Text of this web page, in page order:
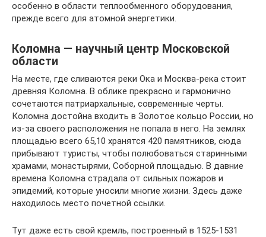
особенно в области теплообменного оборудования,
прежде всего для атомной энергетики.
Коломна — научный центр Московской
области
На месте, где сливаются реки Ока и Москва-река стоит
древняя Коломна. В облике прекрасно и гармонично
сочетаются патриархальные, современные черты.
Коломна достойна входить в Золотое кольцо России, но
из-за своего расположения не попала в него. На землях
площадью всего 65,10 хранятся 420 памятников, сюда
прибывают туристы, чтобы полюбоваться старинными
храмами, монастырями, Соборной площадью. В давние
времена Коломна страдала от сильных пожаров и
эпидемий, которые уносили многие жизни. Здесь даже
находилось место почетной ссылки.
Тут даже есть свой кремль, построенный в 1525-1531